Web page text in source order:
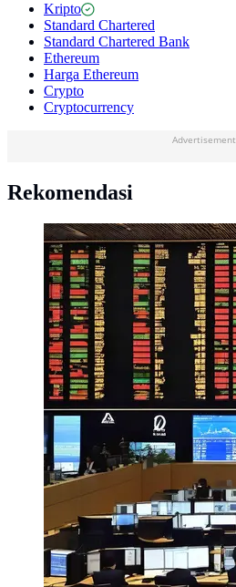
Kripto
Standard Chartered
Standard Chartered Bank
Ethereum
Harga Ethereum
Crypto
Cryptocurrency
Advertisement
Rekomendasi